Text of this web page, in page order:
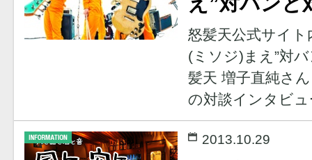
怒髪天公式サイト
(ミソジ)まえ”対
髪天 増子直純さ
の対談インタビ
2013.10.29